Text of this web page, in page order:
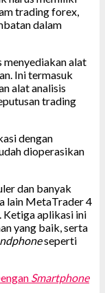
trading forex,
dalam
menyediakan alat
Ini termasuk
alat analisis
trading
dengan
dioperasikan
dan banyak
lain MetaTrader 4
aplikasi ini
yang baik, serta
seperti
Smartphone